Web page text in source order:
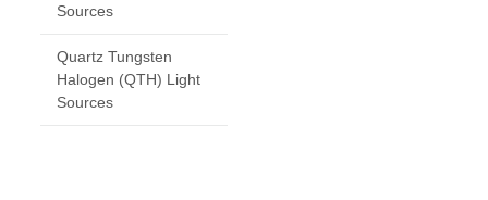
Sources
Quartz Tungsten
Halogen (QTH) Light
Sources